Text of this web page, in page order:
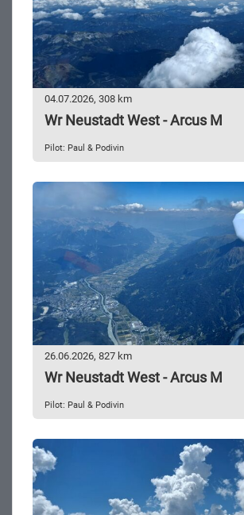
04.07.2026, 308 km
Wr Neustadt West - Arcus M
Pilot: Paul & Podivin
26.06.2026, 827 km
Wr Neustadt West - Arcus M
Pilot: Paul & Podivin